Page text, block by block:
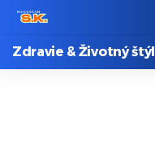
Zdravie & Životný štýl